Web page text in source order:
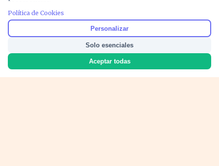
Noticias y análisis de economía, mercados,
inversión y política. Información actualizada
para entender lo que mueve tu dinero y tu
país.
Política de Cookies
Personalizar
Solo esenciales
Aceptar todas